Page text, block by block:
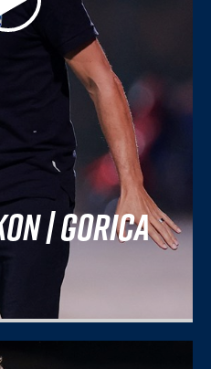
| Gorica